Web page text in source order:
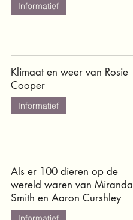
Informatief
Klimaat en weer van Rosie
Cooper
Informatief
Als er 100 dieren op de
wereld waren van Miranda
Smith en Aaron Curshley